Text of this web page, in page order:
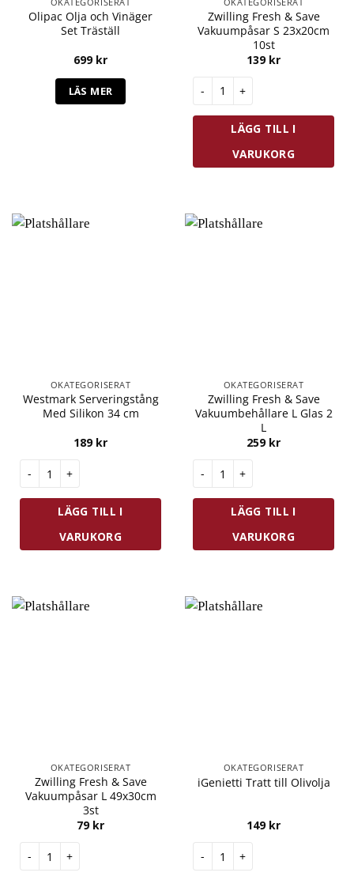
Olipac Olja och Vinäger
Set Träställ
699 kr
LÄS MER
Zwilling Fresh & Save
Vakuumpåsar S 23x20cm
10st
139 kr
Zwilling Fresh & Save
LÄGG TILL I
VARUKORG
OKATEGORISERAT
Westmark Serveringstång
Med Silikon 34 cm
189 kr
LÄGG TILL I
VARUKORG
OKATEGORISERAT
Zwilling Fresh & Save
Vakuumbehållare L Glas 2
L
259 kr
LÄGG TILL I
VARUKORG
OKATEGORISERAT
Zwilling Fresh & Save
Vakuumpåsar L 49x30cm
3st
79 kr
OKATEGORISERAT
iGenietti Tratt till Olivolja
149 kr